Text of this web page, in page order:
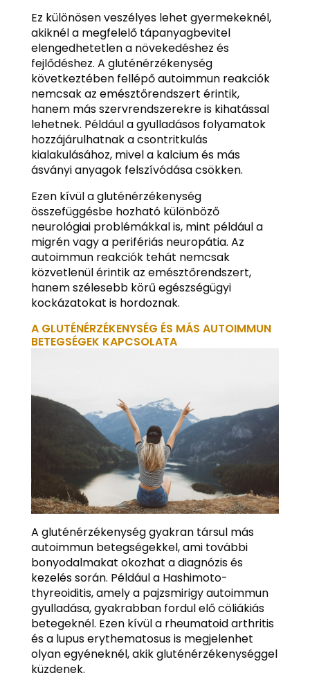
Ez különösen veszélyes lehet gyermekeknél,
akiknél a megfelelő tápanyagbevitel
elengedhetetlen a növekedéshez és
fejlődéshez. A gluténérzékenység
következtében fellépő autoimmun reakciók
nemcsak az emésztőrendszert érintik,
hanem más szervrendszerekre is kihatással
lehetnek. Például a gyulladásos folyamatok
hozzájárulhatnak a csontritkulás
kialakulásához, mivel a kalcium és más
ásványi anyagok felszívódása csökken.
Ezen kívül a gluténérzékenység
összefüggésbe hozható különböző
neurológiai problémákkal is, mint például a
migrén vagy a perifériás neuropátia. Az
autoimmun reakciók tehát nemcsak
közvetlenül érintik az emésztőrendszert,
hanem szélesebb körű egészségügyi
kockázatokat is hordoznak.
A GLUTÉNÉRZÉKENYSÉG ÉS MÁS AUTOIMMUN
BETEGSÉGEK KAPCSOLATA
A gluténérzékenység gyakran társul más
autoimmun betegségekkel, ami további
bonyodalmakat okozhat a diagnózis és
kezelés során. Például a Hashimoto-
thyreoiditis, amely a pajzsmirigy autoimmun
gyulladása, gyakrabban fordul elő cöliákiás
betegeknél. Ezen kívül a rheumatoid arthritis
és a lupus erythematosus is megjelenhet
olyan egyéneknél, akik gluténérzékenységgel
küzdenek.